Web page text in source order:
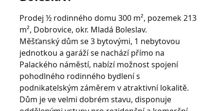
Prodej ½ rodinného domu 300 m², pozemek 213
m², Dobrovice, okr. Mladá Boleslav.
Měšťanský dům se 3 bytovými, 1 nebytovou
jednotkou a garáží se nachází přímo na
Palackého náměstí, nabízí možnost spojení
pohodlného rodinného bydlení s
podnikatelským záměrem v atraktivní lokalitě.
Dům je ve velmi dobrém stavu, disponuje